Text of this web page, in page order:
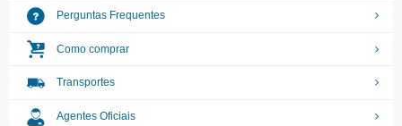
Perguntas Frequentes
Como comprar
Transportes
Agentes Oficiais